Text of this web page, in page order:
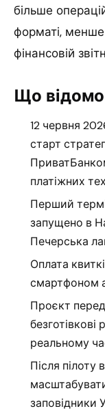
більше
форматі, менше
фінансовій
Що відомо
12 червня
старт
платіжних
Перший
запущено в
Печерська
Оплата
смартфоном
Проєкт
безготівкові
реальному
Після пілоту
заповідники